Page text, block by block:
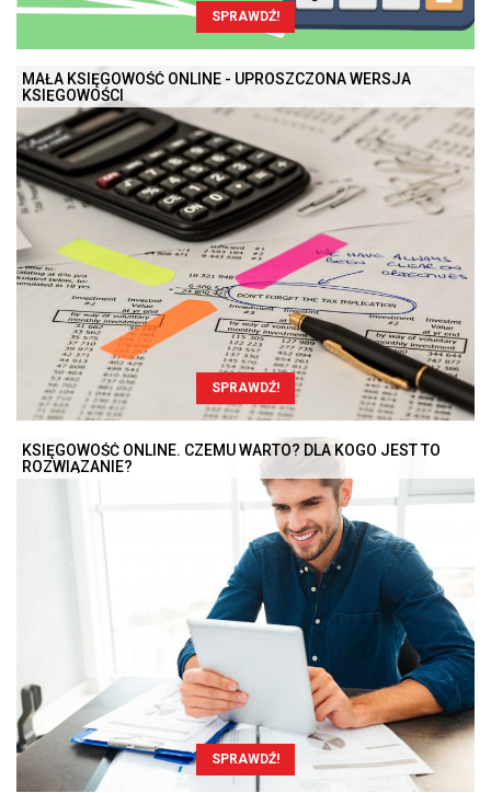
SPRAWDŹ!
MAŁA KSIĘGOWOŚĆ ONLINE - UPROSZCZONA WERSJA
KSIĘGOWOŚCI
SPRAWDŹ!
KSIĘGOWOŚĆ ONLINE. CZEMU WARTO? DLA KOGO JEST TO
ROZWIĄZANIE?
SPRAWDŹ!